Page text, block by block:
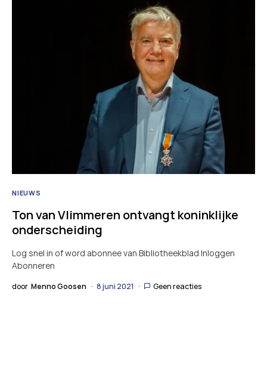
NIEUWS
Ton van Vlimmeren ontvangt koninklijke
onderscheiding
Log snel in of word abonnee van Bibliotheekblad Inloggen
Abonneren
door Menno Goosen 8 juni 2021 Geen reacties